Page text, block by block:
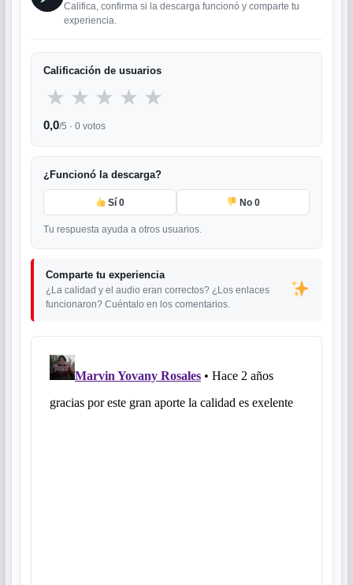
Califica, confirma si la descarga funcionó y comparte tu
experiencia.
Calificación de usuarios
★ ★ ★ ★ ★
0,0/5 · 0 votos
¿Funcionó la descarga?
Sí0 No 0
Tu respuesta ayuda a otros usuarios.
Comparte tu experiencia
¿La calidad y el audio eran correctos? ¿Los enlaces
funcionaron? Cuéntalo en los comentarios.